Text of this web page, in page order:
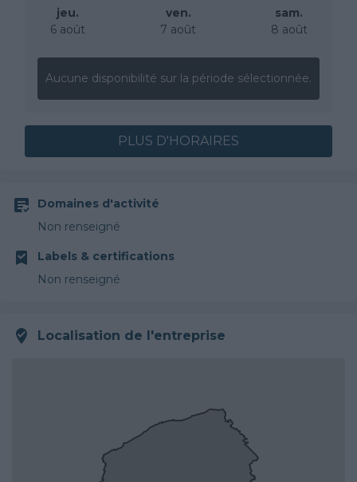
jeu.
6 août
ven.
7 août
sam.
8 août
Aucune disponibilité sur la période sélectionnée.
PLUS D'HORAIRES
Domaines d'activité
Non renseigné
Labels & certifications
Non renseigné
Localisation de l'entreprise